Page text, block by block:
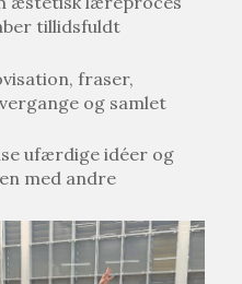
tillidsfuldt
fraser,
og samlet
ufærdige idéer og
med andre